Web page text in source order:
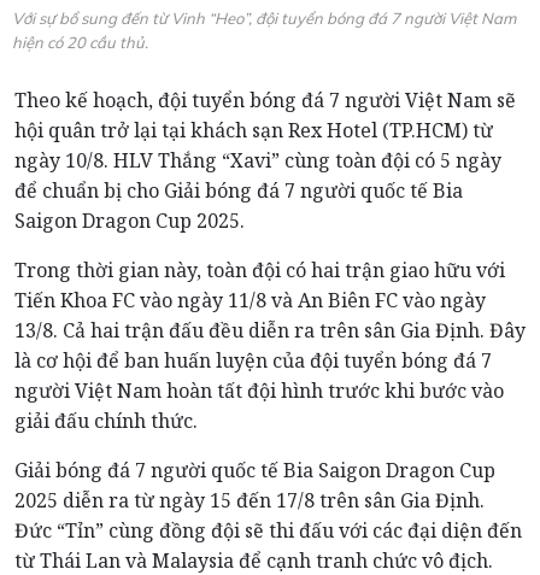
Với sự bổ sung đến từ Vinh “Heo”, đội tuyển bóng đá 7 người Việt Nam
hiện có 20 cầu thủ.
Theo kế hoạch, đội tuyển bóng đá 7 người Việt Nam sẽ
hội quân trở lại tại khách sạn Rex Hotel (TP.HCM) từ
ngày 10/8. HLV Thắng “Xavi” cùng toàn đội có 5 ngày
để chuẩn bị cho Giải bóng đá 7 người quốc tế Bia
Saigon Dragon Cup 2025.
Trong thời gian này, toàn đội có hai trận giao hữu với
Tiến Khoa FC vào ngày 11/8 và An Biên FC vào ngày
13/8. Cả hai trận đấu đều diễn ra trên sân Gia Định. Đây
là cơ hội để ban huấn luyện của đội tuyển bóng đá 7
người Việt Nam hoàn tất đội hình trước khi bước vào
giải đấu chính thức.
Giải bóng đá 7 người quốc tế Bia Saigon Dragon Cup
2025 diễn ra từ ngày 15 đến 17/8 trên sân Gia Định.
Đức “Tỉn” cùng đồng đội sẽ thi đấu với các đại diện đến
từ Thái Lan và Malaysia để cạnh tranh chức vô địch.